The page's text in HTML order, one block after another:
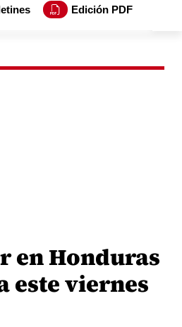
Edición PDF
en Honduras
este viernes